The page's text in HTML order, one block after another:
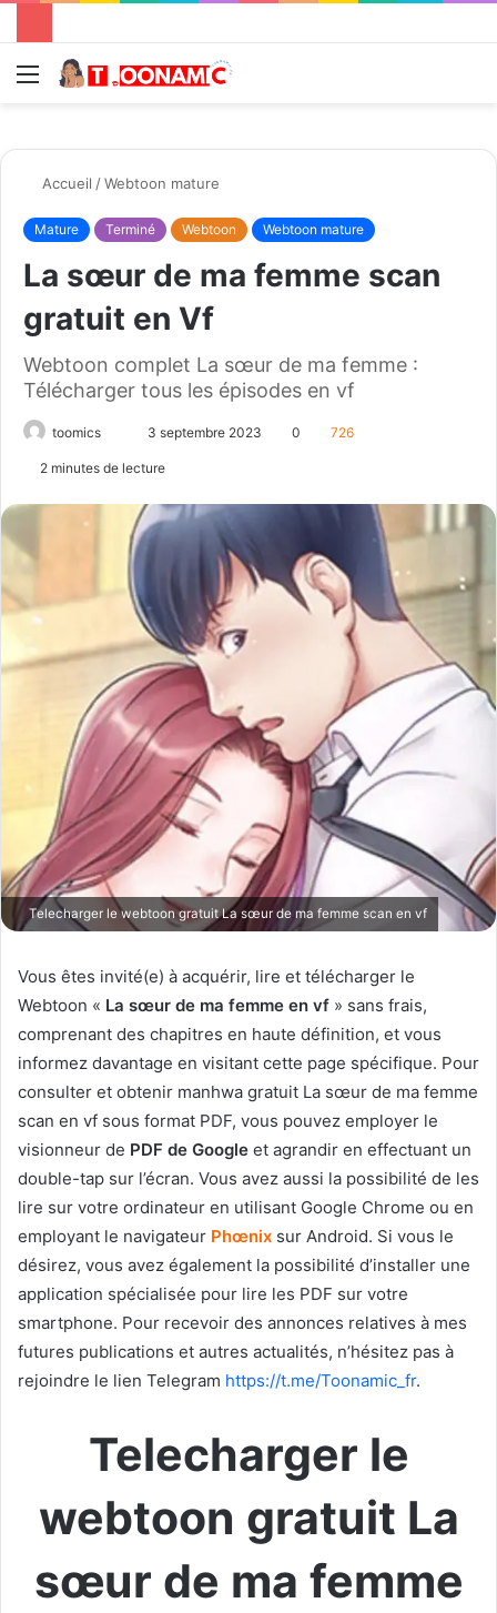
Menu
Accueil /Webtoon mature
Mature Terminé Webtoon Webtoon mature
La sœur de ma femme scan
gratuit en Vf
Webtoon complet La sœur de ma femme :
Télécharger tous les épisodes en vf
toomics
n
n
c
o
u
r
r
e
l
3 septembre 2023 0 726
2 minutes de lecture
Telecharger le webtoon gratuit La sœur de ma femme scan en vf
Vous êtes invité(e) à acquérir, lire et télécharger le
Webtoon « La sœur de ma femme en vf » sans frais,
comprenant des chapitres en haute définition, et vous
informez davantage en visitant cette page spécifique. Pour
consulter et obtenir manhwa gratuit La sœur de ma femme
scan en vf sous format PDF, vous pouvez employer le
visionneur de PDF de Google et agrandir en effectuant un
double-tap sur l’écran. Vous avez aussi la possibilité de les
lire sur votre ordinateur en utilisant Google Chrome ou en
employant le navigateur Phœnix sur Android. Si vous le
désirez, vous avez également la possibilité d’installer une
application spécialisée pour lire les PDF sur votre
smartphone. Pour recevoir des annonces relatives à mes
futures publications et autres actualités, n’hésitez pas à
rejoindre le lien Telegram https://t.me/Toonamic_fr.
Telecharger le
webtoon gratuit La
sœur de ma femme